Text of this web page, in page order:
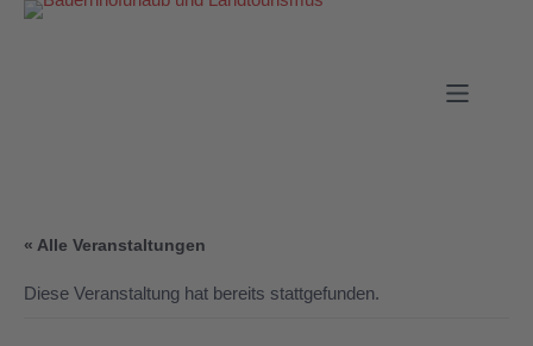
« Alle Veranstaltungen
Diese Veranstaltung hat bereits stattgefunden.